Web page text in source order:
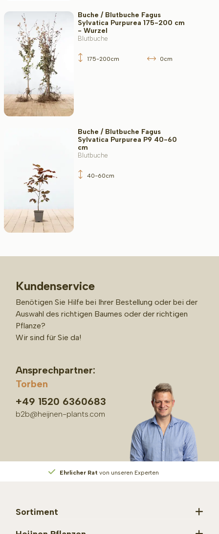
Buche / Blutbuche Fagus
Sylvatica Purpurea 175-200 cm
- Wurzel
Blutbuche
175-200cm 0cm
Buche / Blutbuche Fagus
Sylvatica Purpurea P9 40-60
cm
Blutbuche
40-60cm
Kundenservice
Benötigen Sie Hilfe bei Ihrer Bestellung oder bei der
Auswahl des richtigen Baumes oder der richtigen
Pflanze?
Wir sind für Sie da!
Ansprechpartner:
Torben
+49 1520 6360683
b2b@heijnen-plants.com
Ehrlicher Rat von unseren Experten
Sortiment